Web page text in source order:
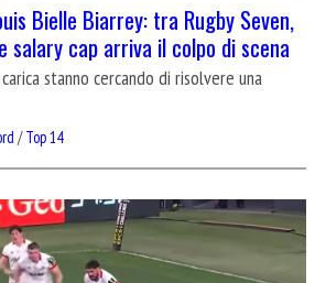
Bielle Biarrey: tra Rugby Seven,
salary cap arriva il colpo di scena
stanno cercando di risolvere una
/Top 14